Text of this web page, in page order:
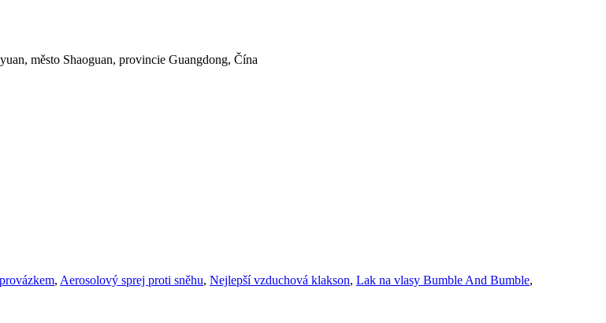
město Shaoguan, provincie Guangdong, Čína
, Aerosolový sprej proti sněhu, Nejlepší vzduchová klakson, Lak na vlasy Bumble And Bumble,